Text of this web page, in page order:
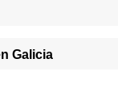
Galicia